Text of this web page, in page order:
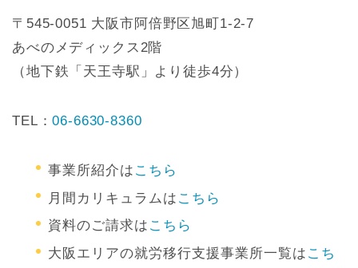
〒545-0051 大阪市阿倍野区旭町1-2-7
あべのメディックス2階
（地下鉄「天王寺駅」より徒歩4分）
TEL：06-6630-8360
事業所紹介は こちら
月間カリキュラムは こちら
資料のご請求は こちら
大阪エリアの就労移行支援事業所一覧は こち